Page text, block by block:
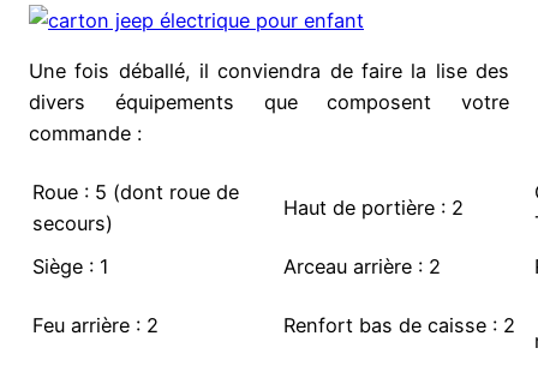
Une fois déballé, il conviendra de faire la lise des
divers équipements que composent votre
commande :
Roue : 5 (dont roue de
secours)
Haut de portière : 2
Siège : 1
Arceau arrière : 2
Feu arrière : 2 Renfort bas de caisse : 2